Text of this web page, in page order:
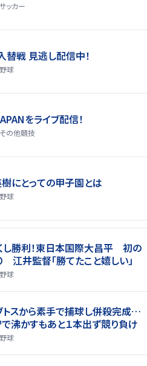
サッカー
戦 見逃し配信中！
野球
をライブ配信！
その他競技
にとっての甲子園とは
野球
し勝利！東日本国際大昌平 初の
江井監督「勝てたこと嬉しい」
野球
トスから素手で捕球し併殺完成…
沸かすもあと１本出ず競り負け
野球